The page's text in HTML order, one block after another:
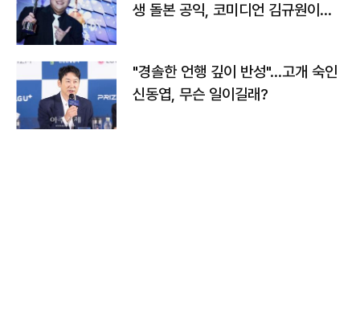
생 돌본 공익, 코미디언 김규원이었
"경솔한 언행 깊이 반성"…고개 숙인
신동엽, 무슨 일이길래?